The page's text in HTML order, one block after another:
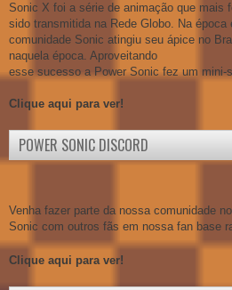
Sonic X foi a série de animação que mais
sido transmitida na Rede Globo. Na
comunidade Sonic atingiu seu ápice no
naquela época. Aproveitando
esse sucesso a Power Sonic fez um mini-
Clique aqui para ver!
POWER SONIC DISCORD
Venha fazer parte da nossa comunidade
Sonic com outros fãs em nossa fan base
Clique aqui para ver!